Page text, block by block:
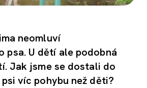
neomluví
psa. U dětí ale podobná
Jak jsme se dostali do
víc pohybu než děti?